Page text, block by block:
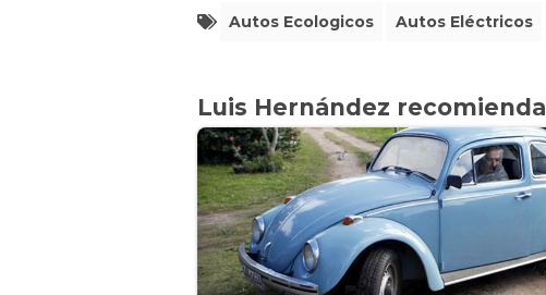
Autos Ecologicos Autos Eléctricos
Luis Hernández recomienda